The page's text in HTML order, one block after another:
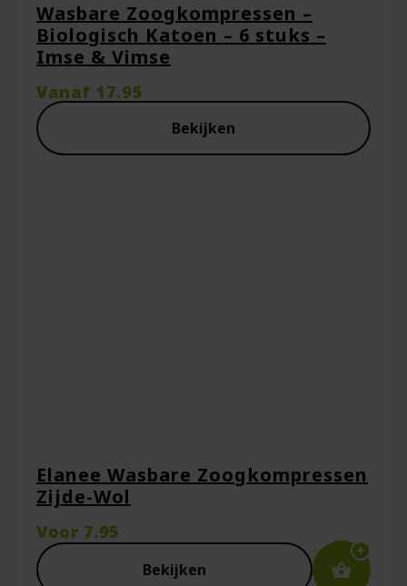
Wasbare Zoogkompressen –
Biologisch Katoen – 6 stuks –
Imse & Vimse
Vanaf 17.95
Bekijken
Elanee Wasbare Zoogkompressen
Zijde-Wol
Voor 7.95
Bekijken